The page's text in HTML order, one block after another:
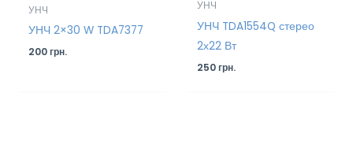
УНЧ
УНЧ 2×30 W TDA7377
200грн.
УНЧ
УНЧ TDA1554Q стерео
2х22 Вт
250грн.